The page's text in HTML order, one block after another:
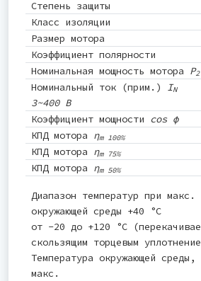
Степень защиты
Класс изоляции
Размер мотора
Коэффициент полярности
Номинальная мощность мотора P2
Номинальный ток (прим.) IN
3~400 В
Коэффициент мощности cos φ
КПД мотора ηm 100%
КПД мотора ηm 75%
КПД мотора ηm 50%
Диапазон температур при макс.
окружающей среды +40 °C
от -20 до +120 °C
скользящим торцевым
Температура окружающей среды,
макс.